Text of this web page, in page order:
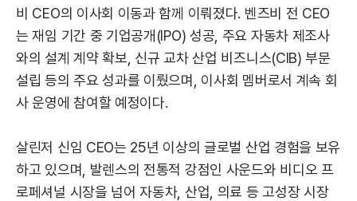
비 CEO의 이사회 이동과 함께 이뤄졌다. 벤즈비 전 CEO
는 재임 기간 중 기업공개(IPO) 성공, 주요 자동차 제조사
와의 설계 계약 확보, 신규 교차 산업 비즈니스(CIB) 부문
설립 등의 주요 성과를 이뤘으며, 이사회 멤버로서 계속 회
사 운영에 참여할 예정이다.
살린저 신임 CEO는 25년 이상의 글로벌 산업 경험을 보유
하고 있으며, 발렌스의 전통적 강점인 사운드와 비디오 프
로페셔널 시장을 넘어 자동차, 산업, 의료 등 고성장 시장